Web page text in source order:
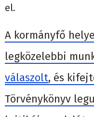
el.
A kormányfő
legközelebbi
válaszolt, és
Törvénykönyv